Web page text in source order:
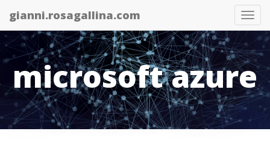
gianni.rosagallina.com
microsoft azure